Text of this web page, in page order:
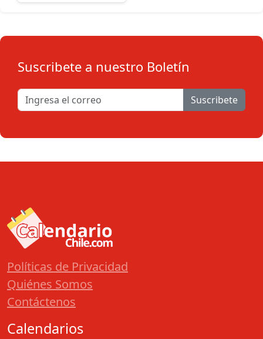
Suscribete a nuestro Boletín
Suscribete
Políticas de Privacidad
Quiénes Somos
Contáctenos
Calendarios